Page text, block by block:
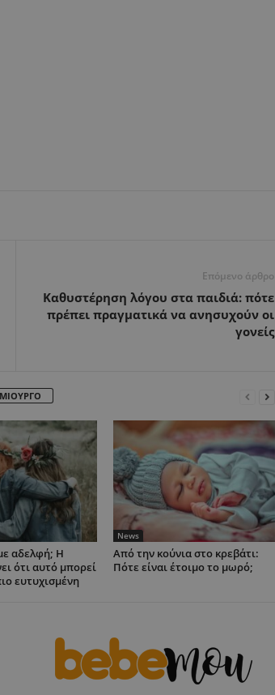
Επόμενο άρθρο
Καθυστέρηση λόγου στα παιδιά: πότε
πρέπει πραγματικά να ανησυχούν οι
γονείς
αδελφή; Η
ότι αυτό μπορεί
ευτυχισμένη
News
Από την κούνια στο κρεβάτι:
Πότε είναι έτοιμο το μωρό;